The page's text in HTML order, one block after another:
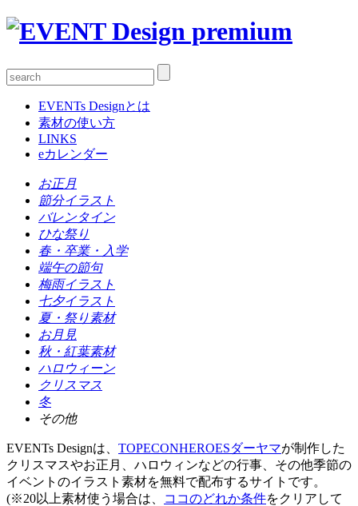
EVENTs Designとは
素材の使い方
LINKS
eカレンダー
お正月
節分イラスト
バレンタイン
ひな祭り
春・卒業・入学
端午の節句
梅雨イラスト
七夕イラスト
夏・祭り素材
お月見
秋・紅葉素材
ハロウィーン
クリスマス
冬
その他
EVENTs Designは、 TOPECONHEROESダーヤマが制作した
クリスマスやお正月、ハロウィンなどの行事、その他季節の
イベントのイラスト素材を無料で配布するサイトです。
(※20以上素材使う場合は、
ココのどれか条件をクリアして